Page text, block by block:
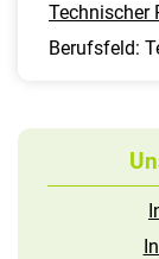
Technischer
Berufsfeld: